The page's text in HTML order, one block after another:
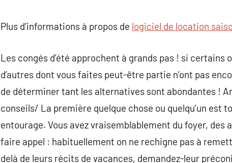
Plus d’informations à propos de logiciel de location
Les congés d’été approchent à grands pas ! si
d’autres dont vous faites peut-être partie n’ont pas
de déterminer tant les alternatives sont abondantes !
conseils/ La première quelque chose ou quelqu’un
entourage. Vous avez vraisemblablement du foyer, des
faire appel : habituellement on ne rechigne pas à
delà de leurs récits de vacances, demandez-leur